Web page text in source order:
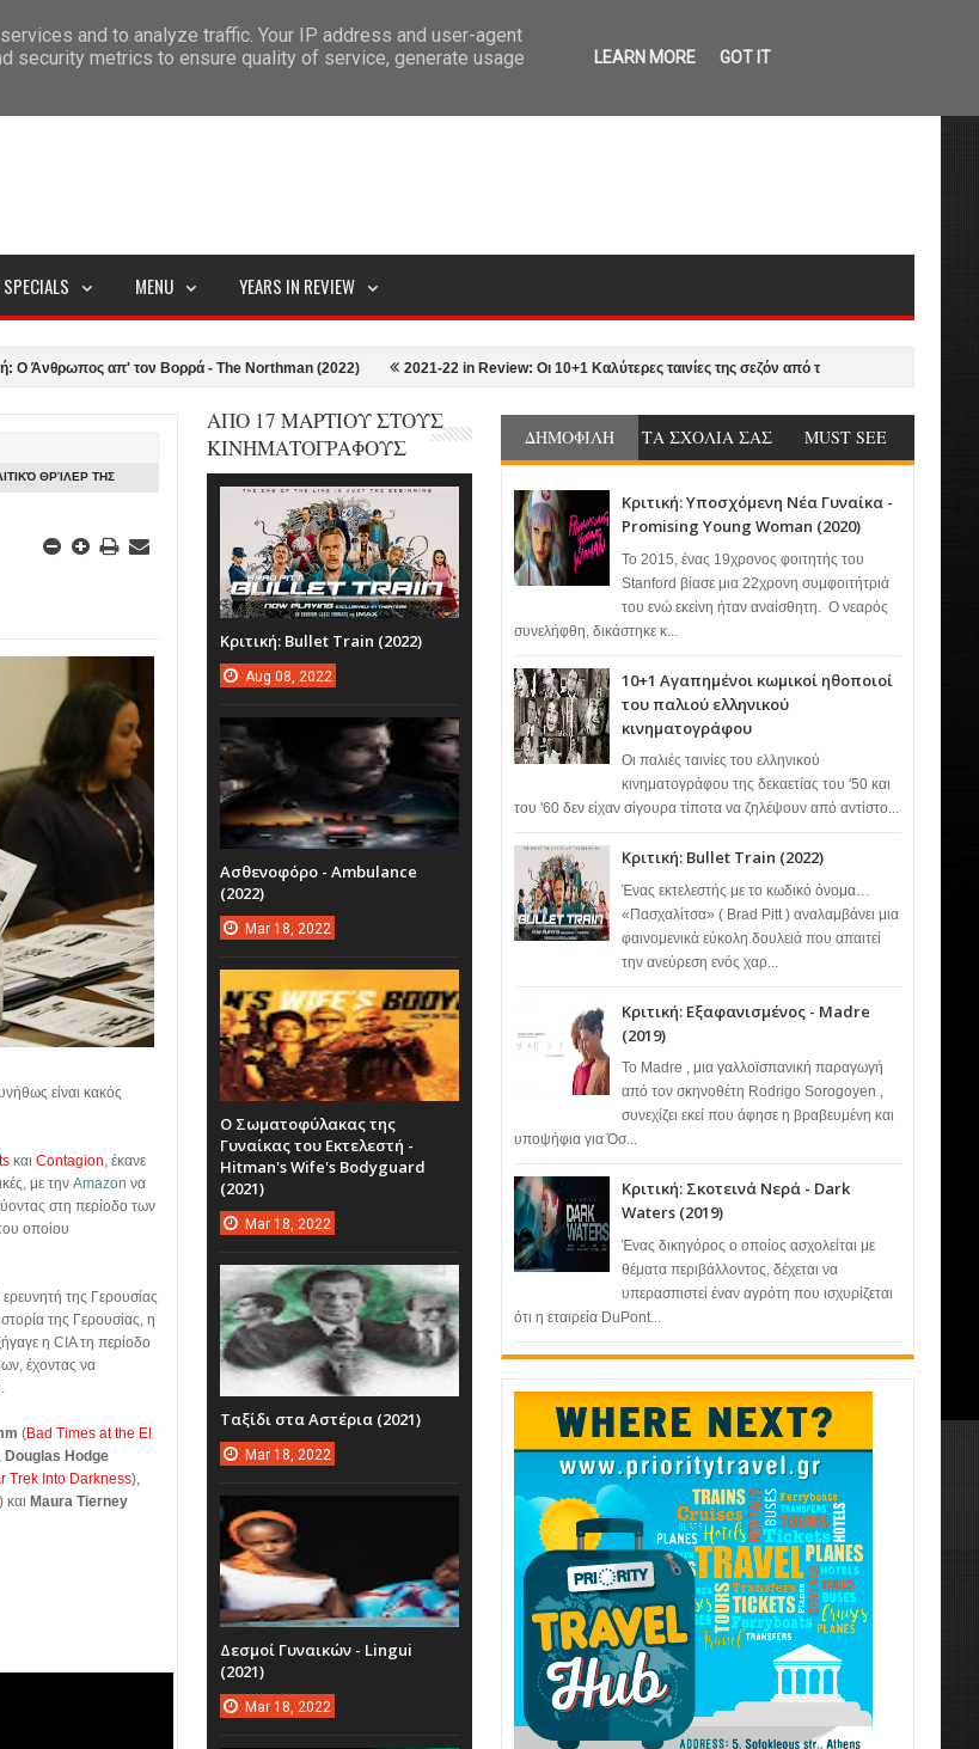
MENU YEARS IN REVIEW
απ' τον Βορρά - The Northman (2022) 2021-22 in Review: Οι 10+1 Καλύτερες ταινίες της σεζόν από τον Γιώργο Νυκταράκη
ΘΡΊΛΕΡ ΤΗΣ
είναι κακός
και Contagion , έκανε
με την Amazon να
στη περίοδο των
οποίου
της Γερουσίας
της Γερουσίας, η
η CIA τη περίοδο
έχοντας να
(Bad Times at the El
Douglas Hodge
Trek Into Darkness),
) και Maura Tierney
ΔΗΜΟΦΙΛΗ ΤΑ ΣΧΟΛΙΑ ΣΑΣ MUST SEE
Κριτική: Υποσχόμενη Νέα Γυναίκα -
Promising Young Woman (2020)
Το 2015, ένας 19χρονος φοιτητής του
Stanford βίασε μια 22χρονη συμφοιτήτριά
του ενώ εκείνη ήταν αναίσθητη. Ο νεαρός
συνελήφθη, δικάστηκε κ...
10+1 Αγαπημένοι κωμικοί ηθοποιοί
του παλιού ελληνικού
κινηματογράφου
Οι παλιές ταινίες του ελληνικού
κινηματογράφου της δεκαετίας του '50 και
του '60 δεν είχαν σίγουρα τίποτα να ζηλέψουν από αντίστο...
Κριτική: Bullet Train (2022)
Ένας εκτελεστής με το κωδικό όνομα…
«Πασχαλίτσα» ( Brad Pitt ) αναλαμβάνει μια
φαινομενικά εύκολη δουλειά που απαιτεί
την ανεύρεση ενός χαρ...
Κριτική: Εξαφανισμένος - Madre
(2019)
Το Madre , μια γαλλοϊσπανική παραγωγή
από τον σκηνοθέτη Rodrigo Sorogoyen ,
συνεχίζει εκεί που άφησε η βραβευμένη και
υποψήφια για Όσ...
Κριτική: Σκοτεινά Νερά - Dark
Waters (2019)
Ένας δικηγόρος ο οποίος ασχολείται με
θέματα περιβάλλοντος, δέχεται να
υπερασπιστεί έναν αγρότη που ισχυρίζεται
ότι η εταιρεία DuPont...
ΑΠΟ 17 ΜΑΡΤΙΟΥ ΣΤΟΥΣ
ΚΙΝΗΜΑΤΟΓΡΑΦΟΥΣ
Κριτική: Bullet Train (2022)
Aug 08, 2022
Ασθενοφόρο - Ambulance
(2022)
Mar 18, 2022
Ο Σωματοφύλακας της
Γυναίκας του Εκτελεστή -
Hitman's Wife's Bodyguard
(2021)
Mar 18, 2022
Ταξίδι στα Αστέρια (2021)
Mar 18, 2022
Δεσμοί Γυναικών - Lingui
(2021)
Mar 18, 2022
and to analyze traffic. Your IP address and user-agent
security metrics to ensure quality of service, generate usage
LEARN MORE GOT IT